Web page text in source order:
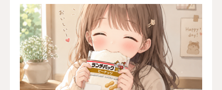
X Youtube
ホーム
お知らせ
ご利用案内